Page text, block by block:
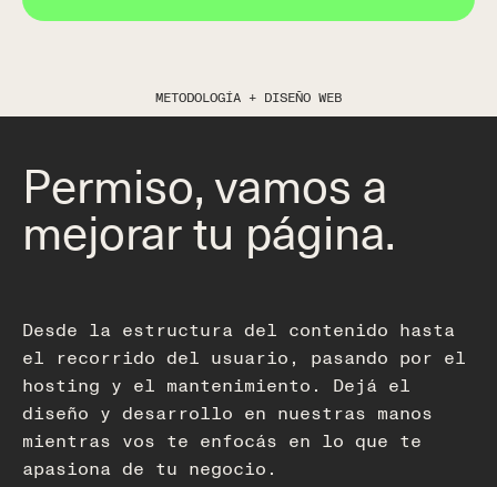
METODOLOGÍA + DISEÑO WEB
Permiso, vamos a
mejorar tu página.
Desde la estructura del contenido hasta
el recorrido del usuario, pasando por el
hosting y el mantenimiento. Dejá el
diseño y desarrollo en nuestras manos
mientras vos te enfocás en lo que te
apasiona de tu negocio.